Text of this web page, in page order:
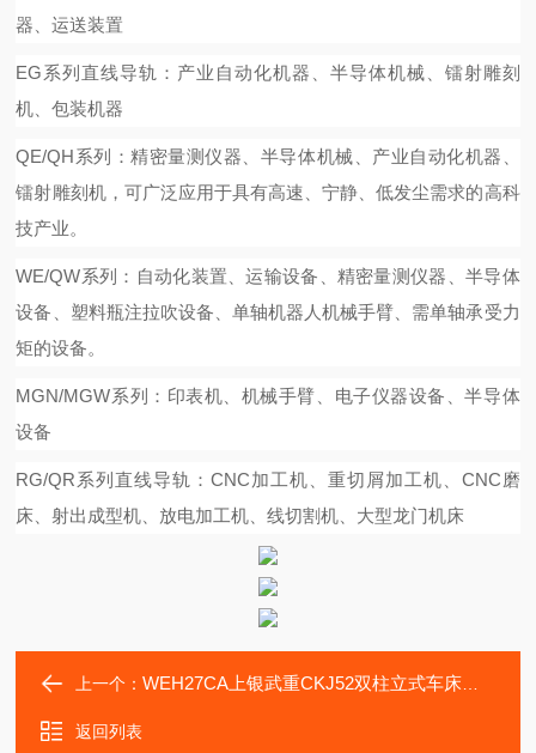
器、运送装置
EG系列直线导轨：产业自动化机器、半导体机械、镭射雕刻
机、包装机器
QE/QH系列：精密量测仪器、半导体机械、产业自动化机器、
镭射雕刻机，可广泛应用于具有高速、宁静、低发尘需求的高科
技产业。
WE/QW系列：自动化装置、运输设备、精密量测仪器、半导体
设备、塑料瓶注拉吹设备、单轴机器人机械手臂、需单轴承受力
矩的设备。
MGN/MGW系列：印表机、机械手臂、电子仪器设备、半导体
设备
RG/QR系列直线导轨：CNC加工机、重切屑加工机、CNC磨
床、射出成型机、放电加工机、线切割机、大型龙门机床
上一个：WEH27CA上银武重CKJ52双柱立式车床直线轴承WEH21CA滑块
返回列表